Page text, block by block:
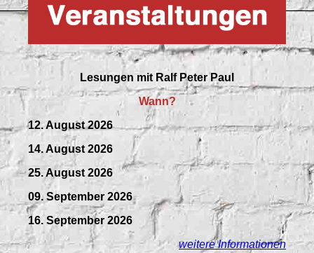
Lesungen mit Ralf Peter Paul
Wann?
12. August 2026
14. August 2026
25. August 2026
09. September 2026
16. September 2026
weitere Informationen